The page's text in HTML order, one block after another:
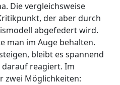
Die vergleichsweise
der aber durch
abgefedert wird.
man im Auge behalten.
bleibt es spannend
darauf reagiert. Im
zwei Möglichkeiten: